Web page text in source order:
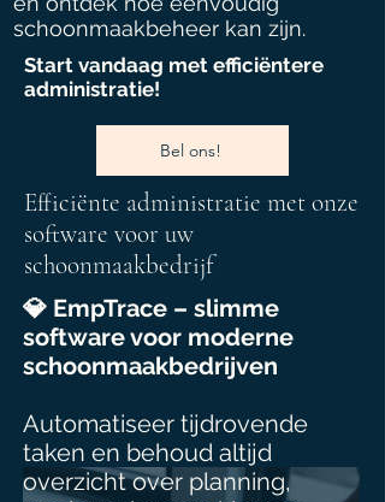
schoonmaakbeheer kan zijn.
Start vandaag met efficiëntere
administratie!
Bel ons!
Efficiënte administratie met onze
software voor uw
schoonmaakbedrijf
💎 EmpTrace – slimme
software voor moderne
schoonmaakbedrijven
Automatiseer tijdrovende
taken en behoud altijd
overzicht over planning,